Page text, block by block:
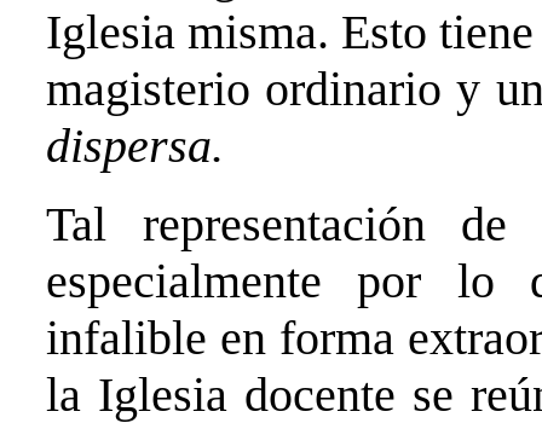
Iglesia misma. Esto
magisterio ordinario y
dispersa.
Tal representación
especialmente por lo
infalible en forma
la Iglesia docente se